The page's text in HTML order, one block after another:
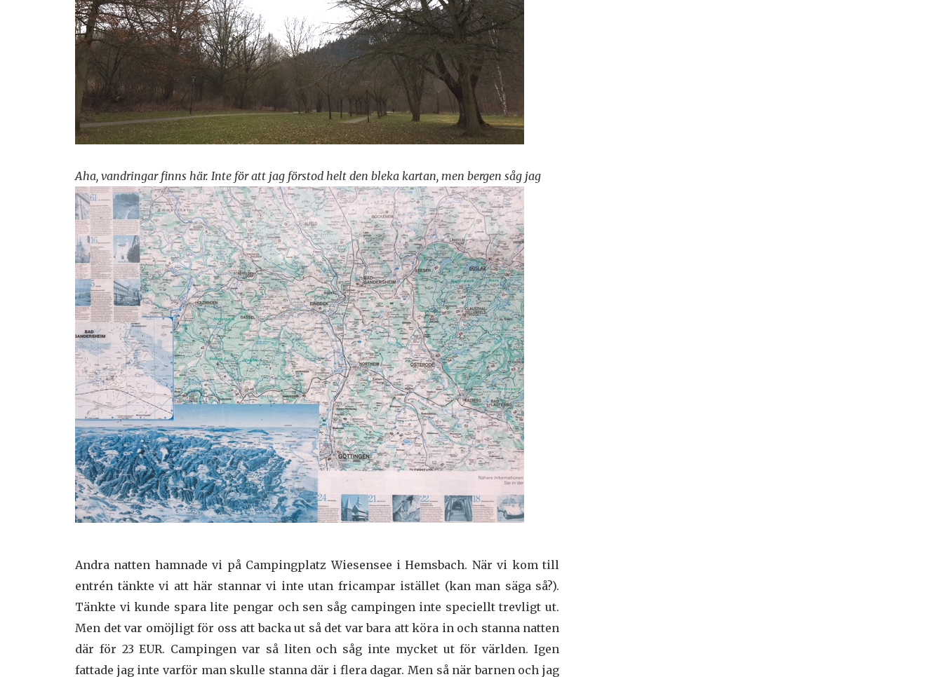
Aha, vandringar finns här. Inte för att jag förstod helt den bleka kartan, men bergen såg jag
Andra natten hamnade vi på Campingplatz Wiesensee i Hemsbach. När vi kom till
entrén tänkte vi att här stannar vi inte utan fricampar istället (kan man säga så?).
Tänkte vi kunde spara lite pengar och sen såg campingen inte speciellt trevligt ut.
Men det var omöjligt för oss att backa ut så det var bara att köra in och stanna natten
där för 23 EUR. Campingen var så liten och såg inte mycket ut för världen. Igen
fattade jag inte varför man skulle stanna där i flera dagar. Men så när barnen och jag